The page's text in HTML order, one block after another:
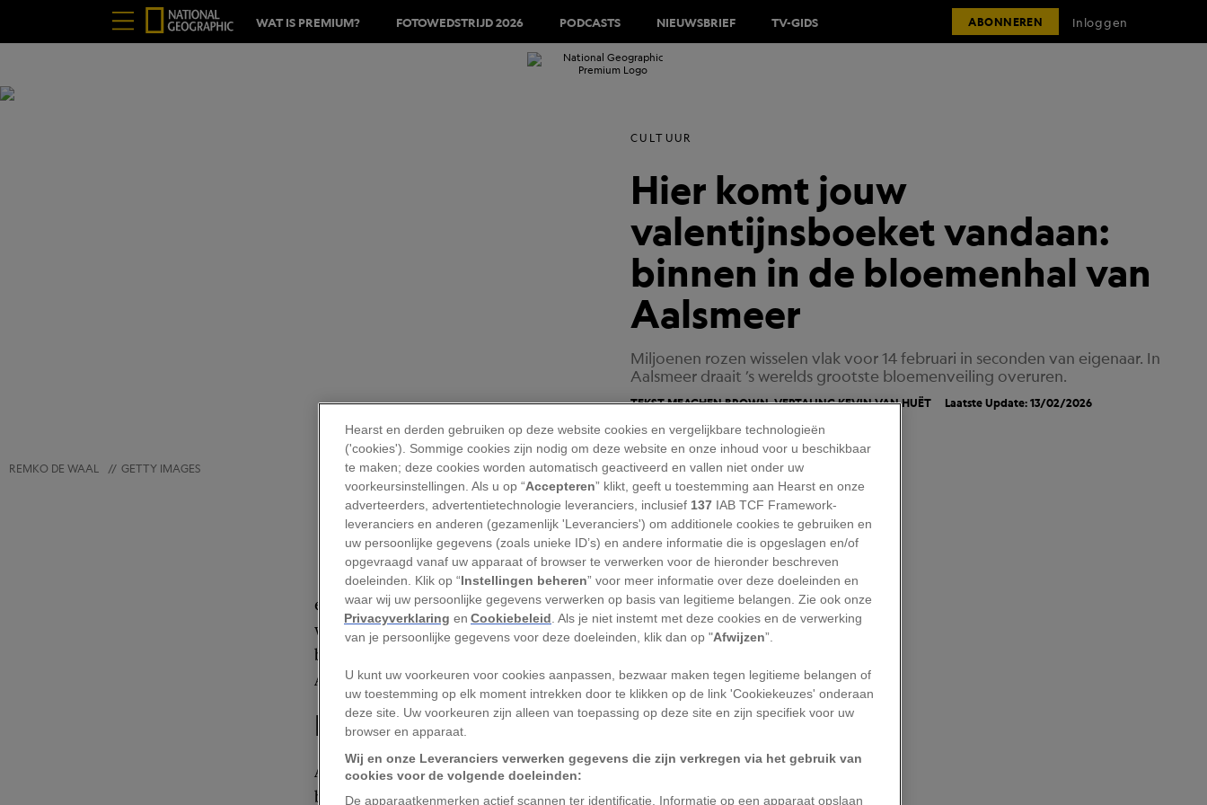
WAT IS PREMIUM? FOTOWEDSTRIJD 2026 PODCASTS NIEUWSBRIEF TV-GIDS ABONNEREN Inloggen
REMKO DE WAAL // GETTY IMAGES
CULTUUR
Hier komt jouw
valentijnsboeket vandaan:
binnen in de bloemenhal van
Aalsmeer
Miljoenen rozen wisselen vlak voor 14 februari in seconden van eigenaar. In
Aalsmeer draait ’s werelds grootste bloemenveiling overuren.
TEKST MEAGHEN BROWN, VERTALINGKEVIN VAN HUËT Laatste Update: 13/02/2026
n de aanloop naar Valentijnsdag geven Nederlanders en Belgen samen
naar schatting meer dan 100 miljoen euro uit aan bloemen. Wereldwijd
lopen de uitgaven in de miljarden. Op 14 februari kleuren luchthavens,
vrachtwagens en winkelstraten rood van de rozen. Het is bovendien de
enige bloemenfeestdag die vrijwel overal ter wereld op dezelfde datum
wordt gevierd. Wat veel mensen niet weten: meer dan de helft van alle
bloemen ter wereld passeert eerst één plek. Een enorm complex in
Aalsmeer, onder de rook van Schiphol.
De bloemenmotor van de wereld
Aan de rand van het Aalsmeermeer ligt Royal FloraHolland, de grootste
bloemenhandelsplaats ter wereld. Jaarlijks worden hier tientallen miljarden
Hearst en derden gebruiken op deze website cookies en vergelijkbare technologieën
('cookies'). Sommige cookies zijn nodig om deze website en onze inhoud voor u beschikbaar
te maken; deze cookies worden automatisch geactiveerd en vallen niet onder uw
voorkeursinstellingen. Als u op “Accepteren” klikt, geeft u toestemming aan Hearst en onze
adverteerders, advertentietechnologie leveranciers, inclusief 137 IAB TCF Framework-
leveranciers en anderen (gezamenlijk 'Leveranciers') om additionele cookies te gebruiken en
uw persoonlijke gegevens (zoals unieke ID’s) en andere informatie die is opgeslagen en/of
opgevraagd vanaf uw apparaat of browser te verwerken voor de hieronder beschreven
doeleinden. Klik op “Instellingen beheren” voor meer informatie over deze doeleinden en
waar wij uw persoonlijke gegevens verwerken op basis van legitieme belangen. Zie ook onze
Privacyverklaring enCookiebeleid . Als je niet instemt met deze cookies en de verwerking
van je persoonlijke gegevens voor deze doeleinden, klik dan op "Afwijzen”.
U kunt uw voorkeuren voor cookies aanpassen, bezwaar maken tegen legitieme belangen of
uw toestemming op elk moment intrekken door te klikken op de link 'Cookiekeuzes' onderaan
deze site. Uw voorkeuren zijn alleen van toepassing op deze site en zijn specifiek voor uw
browser en apparaat.
Wij en onze Leveranciers verwerken gegevens die zijn verkregen via het gebruik van
cookies voor de volgende doeleinden:
De apparaatkenmerken actief scannen ter identificatie. Informatie op een apparaat opslaan